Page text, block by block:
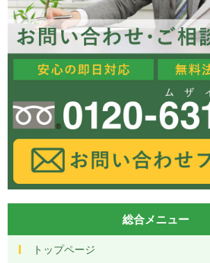
総合メニュー
トップページ